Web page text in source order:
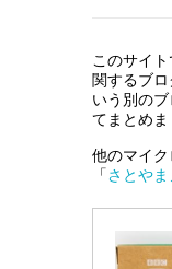
このサイ
関するブ
いう別の
てまとめま
他のマイ
「さとやま